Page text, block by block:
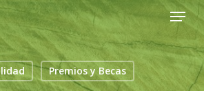
Menu
Premios y Becas
Close
Menu